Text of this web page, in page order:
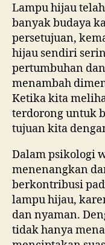
Lampu hijau
banyak budaya
persetujuan,
hijau sendiri
pertumbuhan
menambah
Ketika kita
terdorong untuk
tujuan kita
Dalam psikologi
menenangkan
berkontribusi
lampu hijau,
dan nyaman.
tidak hanya